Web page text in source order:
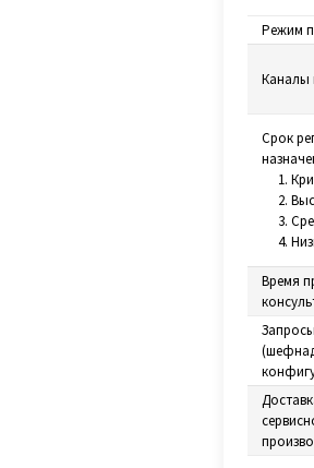
Режим
Каналы
Срок
1.
2.
3.
4.
Время